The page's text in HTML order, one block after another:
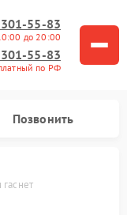
55-83
до 20:00
55-83
по РФ
Позвонить